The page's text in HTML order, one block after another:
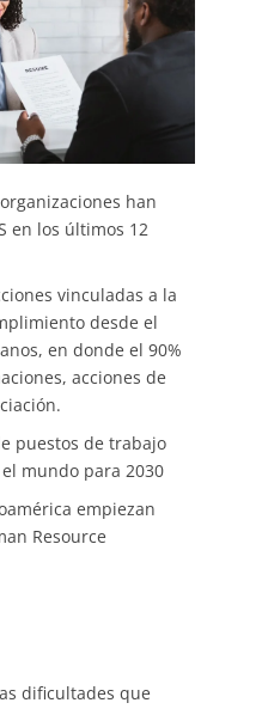
han
en los últimos 12
vinculadas a la
desde el
en donde el 90%
acciones de
puestos de trabajo
mundo para 2030
empiezan
Resource
dificultades que